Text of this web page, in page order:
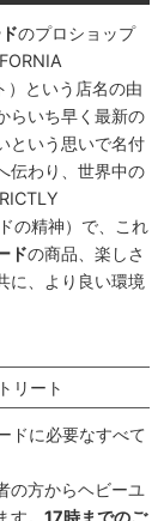
のプロショップ
）という店名の由
らいち早く最新の
という思いで名付
伝わり、世界中の
の精神）で、これ
ドの商品、楽しさ
に、より良い環境
リート
ドに必要なすべて
の方からヘビーユ